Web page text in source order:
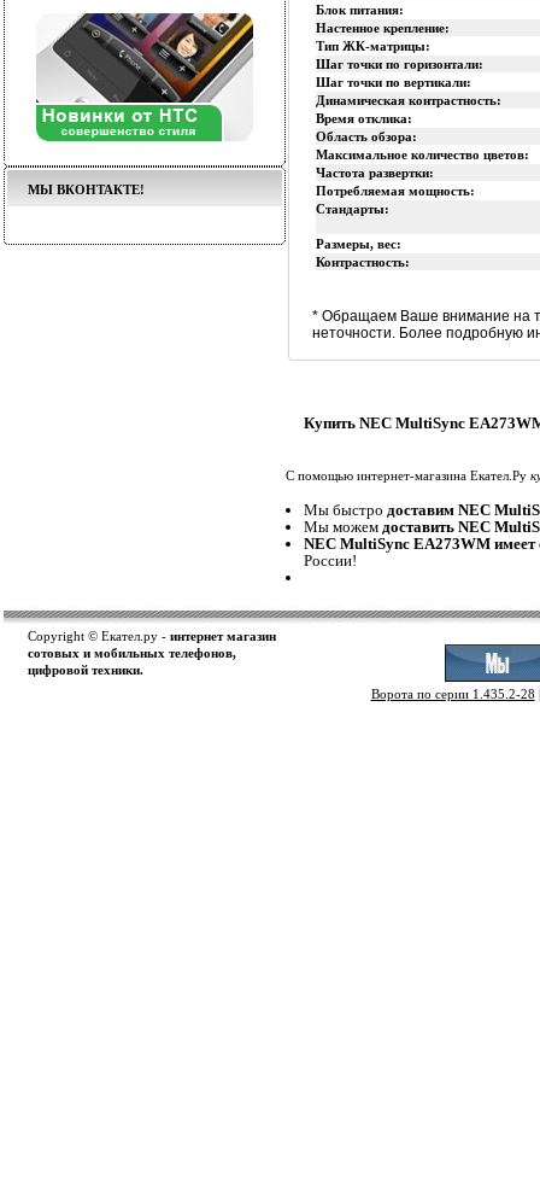
МЫ ВКОНТАКТЕ!
Блок питания:
Настенное крепление:
Тип ЖК-матрицы:
Шаг точки по горизонтали:
Шаг точки по вертикали:
Динамическая контрастность:
Время отклика:
Область обзора:
Максимальное количество цветов:
Частота развертки:
Потребляемая мощность:
Стандарты:
Размеры, вес:
Контрастность:
* Обращаем Ваше внимание на
неточности. Более подробную
Купить NEC MultiSync
С помощью интернет-магазина Екател.Ру
Мы быстро доставим NEC
Мы можем доставить NEC
NEC MultiSync EA273WM имеет
России!
Copyright © Екател.ру - интернет магазин
сотовых и мобильных телефонов,
цифровой техники.
Ворота по серии 1.435.2-28